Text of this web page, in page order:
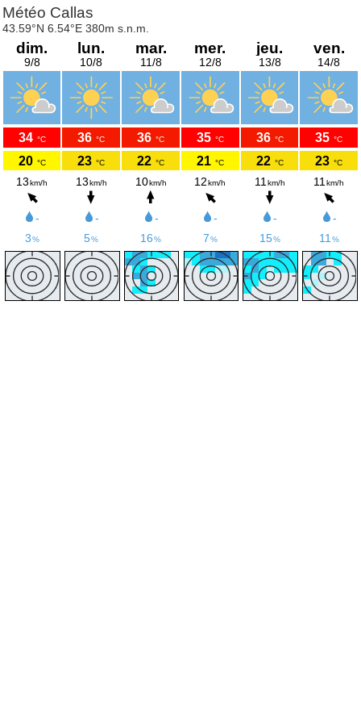
Météo Callas
43.59°N 6.54°E 380m s.n.m.
dim.
9/8
34 °C
20 °C
13km/h
-
3%
lun.
10/8
36 °C
23 °C
13km/h
-
5%
mar.
11/8
36 °C
22 °C
10km/h
-
16%
mer.
12/8
35 °C
21 °C
12 km/h
-
7%
jeu.
13/8
36 °C
22 °C
11 km/h
-
15%
ven.
14/8
35 °C
23 °C
11 km/h
-
11%